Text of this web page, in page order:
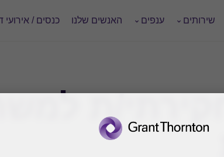
שירותים ענפים האנשים שלנו כנסים / אירועי
ת